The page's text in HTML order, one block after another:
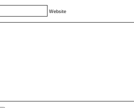
Website